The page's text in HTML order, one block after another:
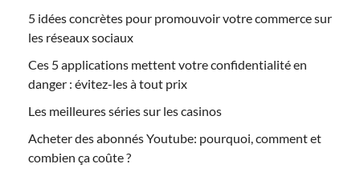
5 idées concrètes pour promouvoir votre commerce sur
les réseaux sociaux
Ces 5 applications mettent votre confidentialité en
danger : évitez-les à tout prix
Les meilleures séries sur les casinos
Acheter des abonnés Youtube: pourquoi, comment et
combien ça coûte ?